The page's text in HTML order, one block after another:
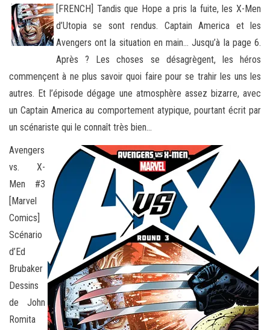
[FRENCH] Tandis que Hope a pris la fuite, les X-Men
d’Utopia se sont rendus. Captain America et les
Avengers ont la situation en main… Jusqu’à la page 6.
Après ? Les choses se désagrègent, les héros
commençent à ne plus savoir quoi faire pour se trahir les uns les
autres. Et l’épisode dégage une atmosphère assez bizarre, avec
un Captain America au comportement atypique, pourtant écrit par
un scénariste qui le connaît très bien…
Avengers
vs. X-
Men #3
[Marvel
Comics]
Scénario
d’Ed
Brubaker
Dessins
de John
Romita